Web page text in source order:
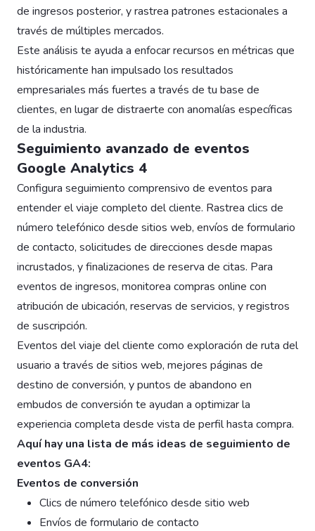
de ingresos posterior, y rastrea patrones estacionales a
través de múltiples mercados.
Este análisis te ayuda a enfocar recursos en métricas que
históricamente han impulsado los resultados
empresariales más fuertes a través de tu base de
clientes, en lugar de distraerte con anomalías específicas
de la industria.
Seguimiento avanzado de eventos
Google Analytics 4
Configura seguimiento comprensivo de eventos para
entender el viaje completo del cliente. Rastrea clics de
número telefónico desde sitios web, envíos de formulario
de contacto, solicitudes de direcciones desde mapas
incrustados, y finalizaciones de reserva de citas. Para
eventos de ingresos, monitorea compras online con
atribución de ubicación, reservas de servicios, y registros
de suscripción.
Eventos del viaje del cliente como exploración de ruta del
usuario a través de sitios web, mejores páginas de
destino de conversión, y puntos de abandono en
embudos de conversión te ayudan a optimizar la
experiencia completa desde vista de perfil hasta compra.
Aquí hay una lista de más ideas de seguimiento de
eventos GA4:
Eventos de conversión
Clics de número telefónico desde sitio web
Envíos de formulario de contacto